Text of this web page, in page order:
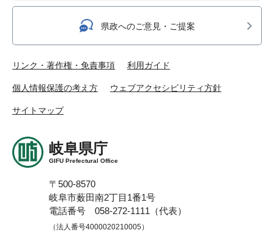
県政へのご意見・ご提案
リンク・著作権・免責事項 利用ガイド
個人情報保護の考え方 ウェブアクセシビリティ方針
サイトマップ
岐阜県庁
GIFU Prefectural Office
〒500-8570
岐阜市薮田南2丁目1番1号
電話番号 058-272-1111（代表）
（法人番号4000020210005）